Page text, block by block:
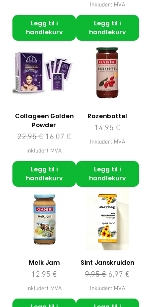
Legg til i
handlekurv
Inkludert MVA
Legg til i
handlekurv
Collageen Golden
Powder
Vanlig pris
22,95 € Salgspris
16,07 €
Inkludert MVA
Legg til i
handlekurv
Rozenbottel
Pris
14,95 €
Inkludert MVA
Legg til i
handlekurv
Melk Jam
Pris
12,95 €
Inkludert MVA
Sint Janskruiden
Vanlig pris
9,95 € Salgspris
6,97 €
Inkludert MVA